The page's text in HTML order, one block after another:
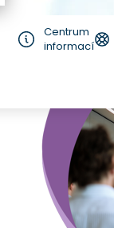
Centrum
informací